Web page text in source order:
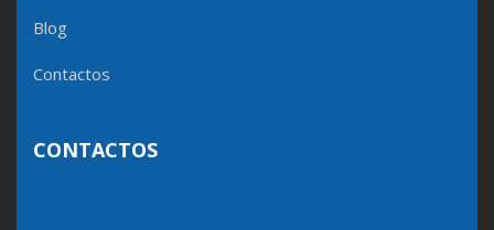
Blog
Contactos
CONTACTOS